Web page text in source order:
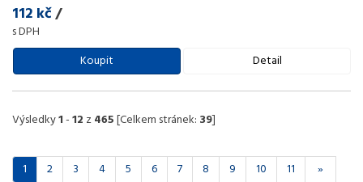
112 kč/
s DPH
Koupit
Detail
Výsledky1-12 z465[Celkem stránek: 39]
1 2 3 4 5 6 7 8 9 10 11 »